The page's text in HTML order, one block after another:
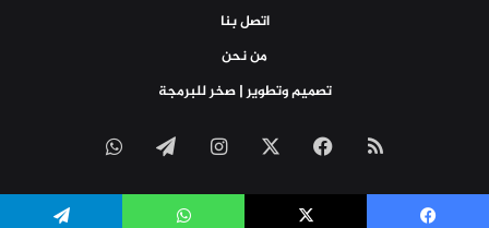
اتصل بنا
من نحن
تصميم وتطوير | صخر للبرمجة
ملخص
الموقع
فيسبوك انستقرامتيلقرامواتساب